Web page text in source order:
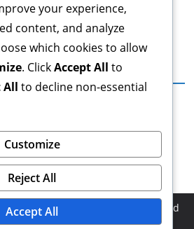
σας είναι πολύτιμη για εμάς!
. Powered by
and
your experience,
content, and analyze
which cookies to allow
. ClickAccept All to
All to decline non-essential
Customize
Reject All
Accept All